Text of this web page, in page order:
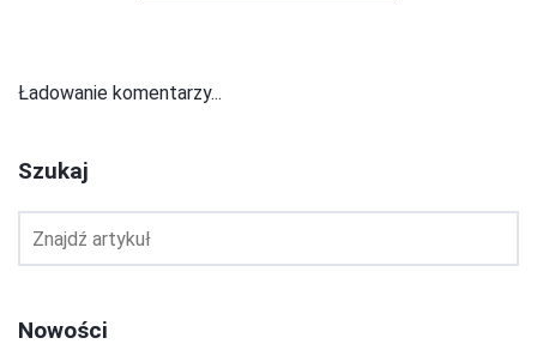
Ładowanie komentarzy...
Szukaj
Nowości